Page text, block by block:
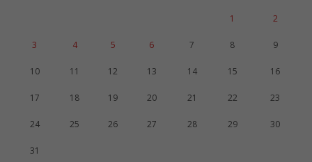
1 2
3 4 5 6 7 8 9
10 11 12 13 14 15 16
17 18 19 20 21 22 23
24 25 26 27 28 29 30
31